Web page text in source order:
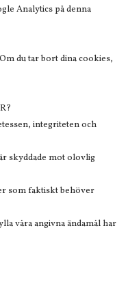
Analytics på denna
du tar bort dina cookies,
integriteten och
skyddade mot olovlig
som faktiskt behöver
våra angivna ändamål har